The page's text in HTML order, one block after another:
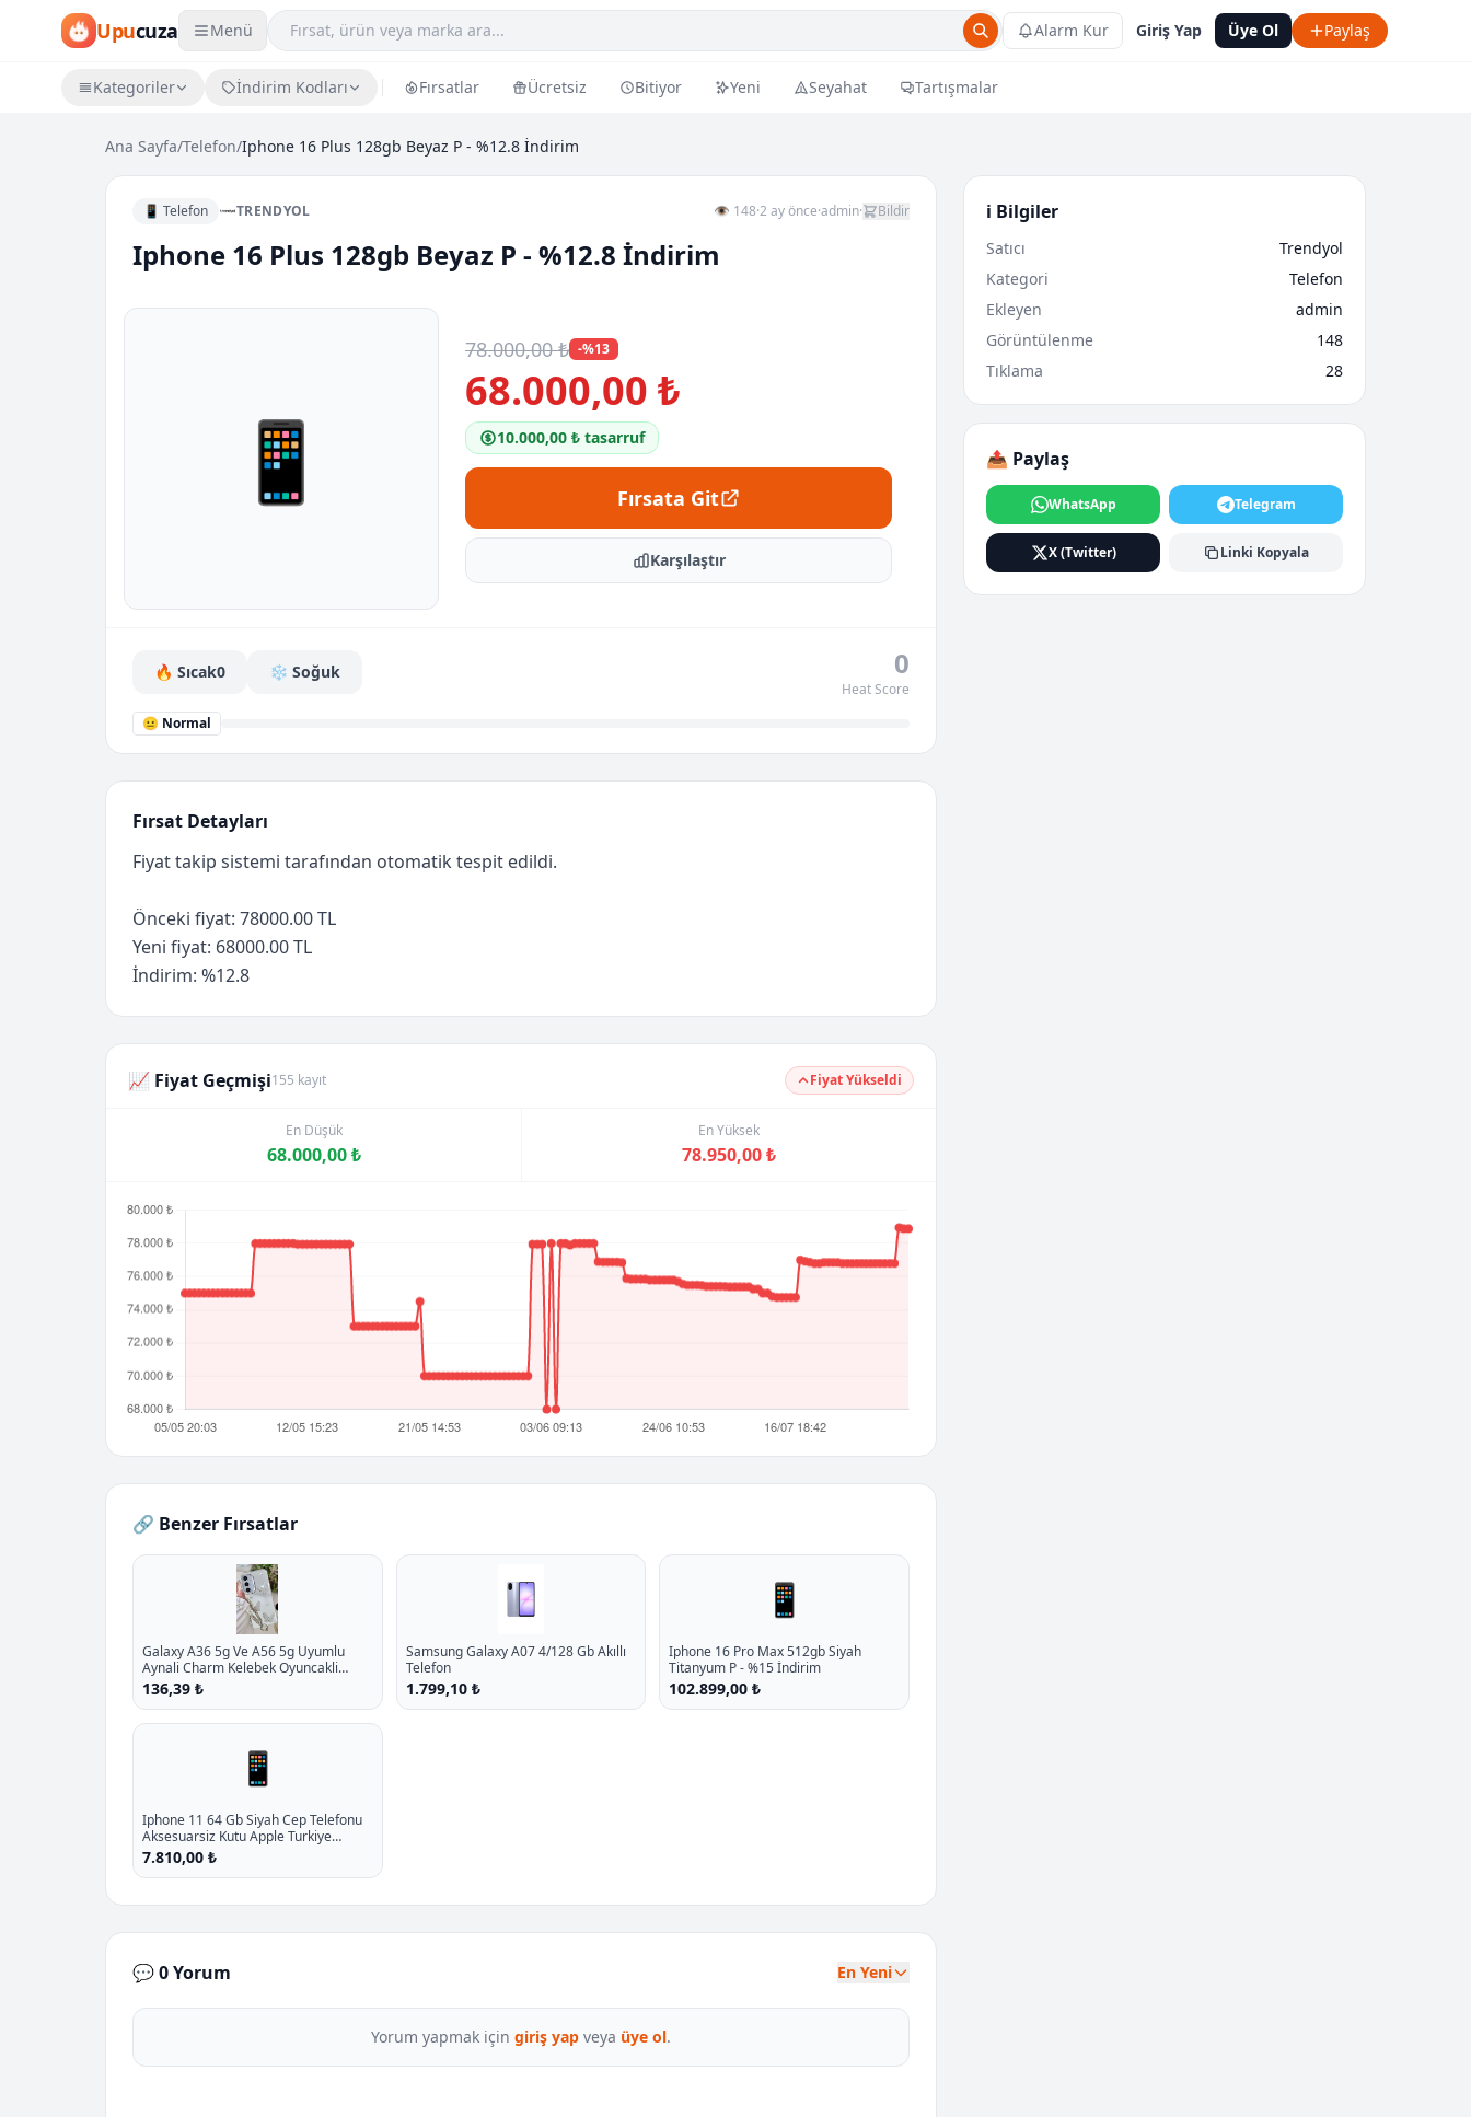
Upucuza Menü Alarm Kur Giriş Yap Üye Ol Paylaş
Kategoriler İndirim Kodları Fırsatlar Ücretsiz Bitiyor Yeni Seyahat Tartışmalar
Ana Sayfa/Telefon/Iphone 16 Plus 128gb Beyaz P - %12.8 İndirim
📱 Telefon TRENDYOL 👁 148·2 ay önce·admin· Bildir
Iphone 16 Plus 128gb Beyaz P - %12.8 İndirim
📱
78.000,00 ₺ -%13
68.000,00 ₺
10.000,00 ₺ tasarruf
Fırsata Git
Karşılaştır
🔥 Sıcak0 ❄️ Soğuk 0
Heat Score
😐 Normal
Fırsat Detayları
Fiyat takip sistemi tarafından otomatik tespit edildi.
Önceki fiyat: 78000.00 TL
Yeni fiyat: 68000.00 TL
İndirim: %12.8
📈 Fiyat Geçmişi155 kayıt Fiyat Yükseldi
En Düşük
68.000,00 ₺
En Yüksek
78.950,00 ₺
🔗 Benzer Fırsatlar
Galaxy A36 5g Ve A56 5g Uyumlu
Aynali Charm Kelebek Oyuncakli
Esnek Silikon Kilif P - %10.9 İndirim
136,39 ₺
Samsung Galaxy A07 4/128 Gb Akıllı
Telefon
1.799,10 ₺
📱
Iphone 16 Pro Max 512gb Siyah
Titanyum P - %15 İndirim
102.899,00 ₺
📱
Iphone 11 64 Gb Siyah Cep Telefonu
Aksesuarsiz Kutu Apple Turkiye
Garantili P - %70.4 İndirim
7.810,00 ₺
💬 0 Yorum En Yeni
Yorum yapmak için giriş yap veya üye ol.
ℹ️ Bilgiler
Satıcı
Trendyol
Kategori
Telefon
Ekleyen
admin
Görüntülenme
148
Tıklama
28
📤 Paylaş
WhatsApp Telegram
X (Twitter) Linki Kopyala